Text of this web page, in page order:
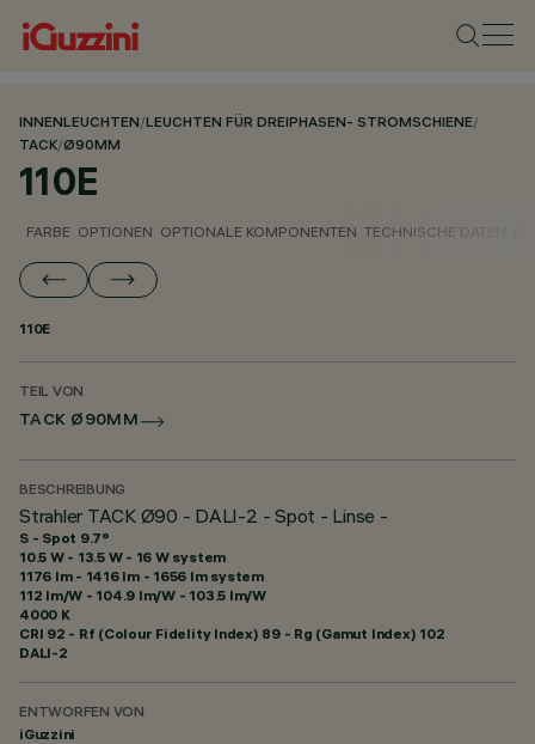
INNENLEUCHTEN/LEUCHTEN FÜR DREIPHASEN- STROMSCHIENE/
TACK/Ø90MM
110E
FARBE OPTIONEN OPTIONALE KOMPONENTEN TECHNISCHE DATEN
110E
TEIL VON
TACK Ø90MM
BESCHREIBUNG
Strahler TACK Ø90 - DALI-2 - Spot - Linse -
S - Spot 9.7°
10.5 W - 13.5 W - 16 W system
1176 lm - 1416 lm - 1656 lm system
112 lm/W - 104.9 lm/W - 103.5 lm/W
4000 K
CRI 92 - Rf (Colour Fidelity Index) 89 - Rg (Gamut Index) 102
DALI-2
ENTWORFEN VON
iGuzzini